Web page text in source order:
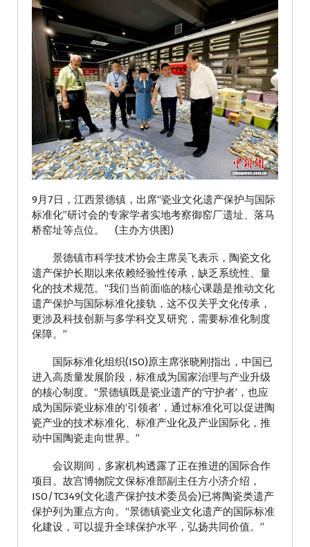
9月7日，江西景德镇，出席“瓷业文化遗产保护与国际
标准化”研讨会的专家学者实地考察御窑厂遗址、落马
桥窑址等点位。 (主办方供图)
景德镇市科学技术协会主席吴飞表示，陶瓷文化
遗产保护长期以来依赖经验性传承，缺乏系统性、量
化的技术规范。“我们当前面临的核心课题是推动文化
遗产保护与国际标准化接轨，这不仅关乎文化传承，
更涉及科技创新与多学科交叉研究，需要标准化制度
保障。”
国际标准化组织(ISO)原主席张晓刚指出，中国已
进入高质量发展阶段，标准成为国家治理与产业升级
的核心制度。“景德镇既是瓷业遗产的‘守护者’，也应
成为国际瓷业标准的‘引领者’，通过标准化可以促进陶
瓷产业的技术标准化、标准产业化及产业国际化，推
动中国陶瓷走向世界。”
会议期间，多家机构透露了正在推进的国际合作
项目。故宫博物院文保标准部副主任方小济介绍，
ISO/TC349(文化遗产保护技术委员会)已将陶瓷类遗产
保护列为重点方向。“景德镇瓷业文化遗产的国际标准
化建设，可以提升全球保护水平，弘扬共同价值。”